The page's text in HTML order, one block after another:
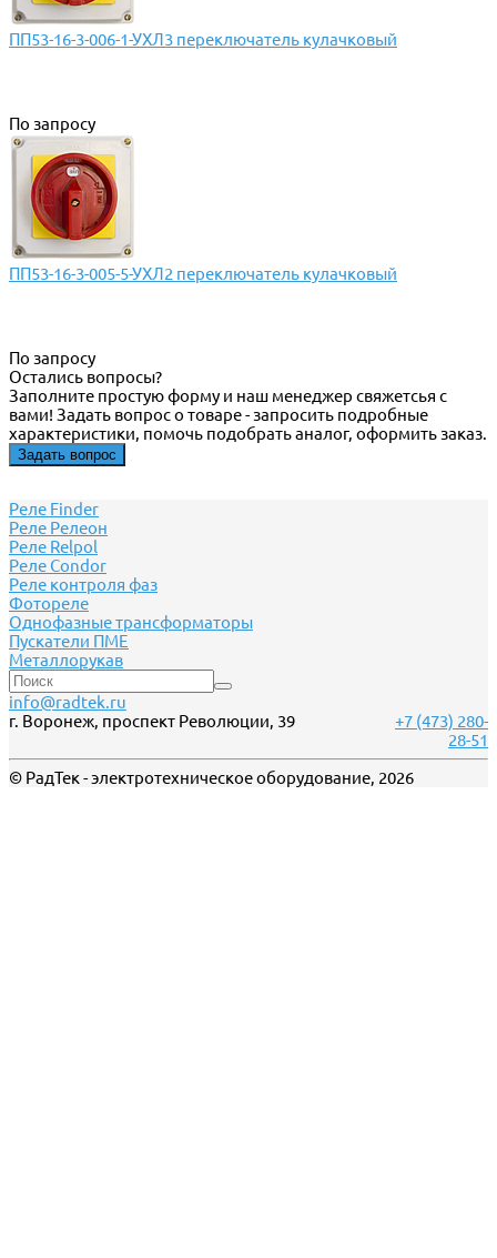
ПП53-16-3-006-1-УХЛ3 переключатель кулачковый
По запросу
ПП53-16-3-005-5-УХЛ2 переключатель кулачковый
По запросу
Остались вопросы?
Заполните простую форму и наш менеджер свяжетсья с
вами! Задать вопрос о товаре - запросить подробные
характеристики, помочь подобрать аналог, оформить заказ.
Задать вопрос
Реле Finder
Реле Релеон
Реле Relpol
Реле Сondor
Реле контроля фаз
Фотореле
Однофазные трансформаторы
Пускатели ПМЕ
Металлорукав
info@radtek.ru
г. Воронеж, проспект Революции, 39
+7 (473) 280-
28-51
© РадТек - электротехническое оборудование, 2026